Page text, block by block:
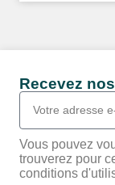
Recevez
Vous pouvez
trouverez pour
conditions